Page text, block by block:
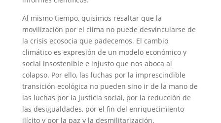
Al mismo tiempo, quisimos resaltar que la
movilización por el clima no puede desvincularse de
la crisis ecosocia que padecemos. El cambio
climático es expresión de un modelo económico y
social insostenible e injusto que nos aboca al
colapso. Por ello, las luchas por la imprescindible
transición ecológica no pueden sino ir de la mano de
las luchas por la justicia social, por la reducción de
las desigualdades, por el fin del enriquecimiento
ilícito y por la paz y la desmilitarización.